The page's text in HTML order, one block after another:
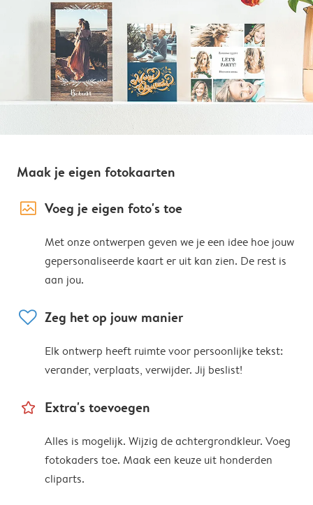
Maak je eigen fotokaarten
image_placeholder Voeg je eigen foto's toe
Met onze ontwerpen geven we je een idee hoe jouw
gepersonaliseerde kaart er uit kan zien. De rest is
aan jou.
heart Zeg het op jouw manier
Elk ontwerp heeft ruimte voor persoonlijke tekst:
verander, verplaats, verwijder. Jij beslist!
star_outline Extra's toevoegen
Alles is mogelijk. Wijzig de achtergrondkleur. Voeg
fotokaders toe. Maak een keuze uit honderden
cliparts.